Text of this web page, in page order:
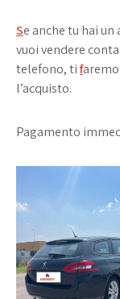
Se anche tu hai
vuoi vendere
telefono, tif
l’acquisto.
Pagamento